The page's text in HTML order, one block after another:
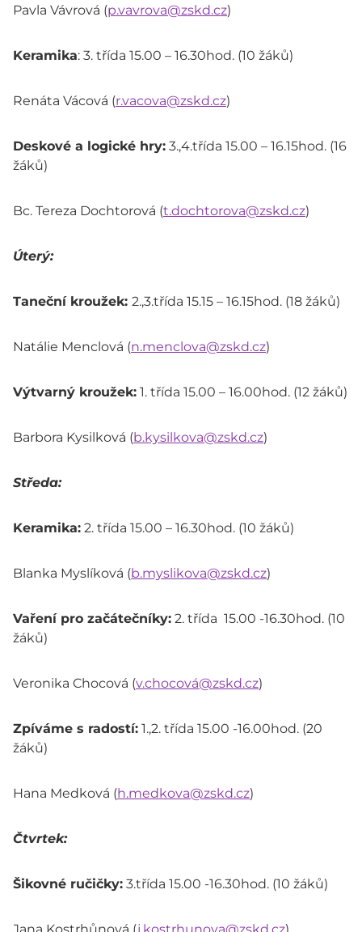
Pavla Vávrová (p.vavrova@zskd.cz)
Keramika: 3. třída 15.00 – 16.30hod. (10 žáků)
Renáta Vácová (r.vacova@zskd.cz)
Deskové a logické hry: 3.,4.třída 15.00 – 16.15hod. (16
žáků)
Bc. Tereza Dochtorová (t.dochtorova@zskd.cz)
Úterý:
Taneční kroužek: 2.,3.třída 15.15 – 16.15hod. (18 žáků)
Natálie Menclová (n.menclova@zskd.cz)
Výtvarný kroužek: 1. třída 15.00 – 16.00hod. (12 žáků)
Barbora Kysilková (b.kysilkova@zskd.cz)
Středa:
Keramika: 2. třída 15.00 – 16.30hod. (10 žáků)
Blanka Myslíková (b.myslikova@zskd.cz)
Vaření pro začátečníky: 2. třída 15.00 -16.30hod. (10
žáků)
Veronika Chocová (v.chocová@zskd.cz)
Zpíváme s radostí: 1.,2. třída 15.00 -16.00hod. (20
žáků)
Hana Medková (h.medkova@zskd.cz)
Čtvrtek:
Šikovné ručičky: 3.třída 15.00 -16.30hod. (10 žáků)